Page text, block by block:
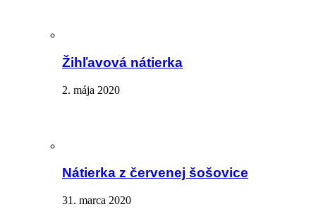
Žihľavová nátierka
2. mája 2020
Nátierka z červenej šošovice
31. marca 2020